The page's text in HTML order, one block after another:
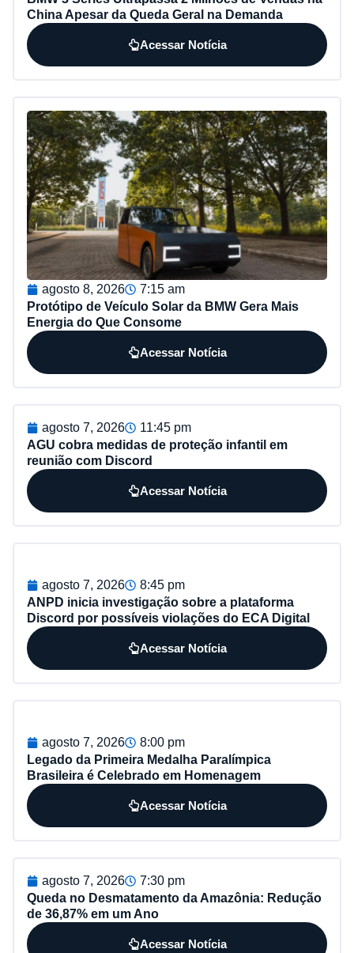
China Apesar da Queda Geral na Demanda
Acessar Notícia
agosto 8, 2026
7:15 am
Protótipo de Veículo Solar da BMW Gera Mais
Energia do Que Consome
Acessar Notícia
agosto 7, 2026
11:45 pm
AGU cobra medidas de proteção infantil em
reunião com Discord
Acessar Notícia
agosto 7, 2026
8:45 pm
ANPD inicia investigação sobre a plataforma
Discord por possíveis violações do ECA Digital
Acessar Notícia
agosto 7, 2026
8:00 pm
Legado da Primeira Medalha Paralímpica
Brasileira é Celebrado em Homenagem
Acessar Notícia
agosto 7, 2026
7:30 pm
Queda no Desmatamento da Amazônia: Redução
de 36,87% em um Ano
Acessar Notícia